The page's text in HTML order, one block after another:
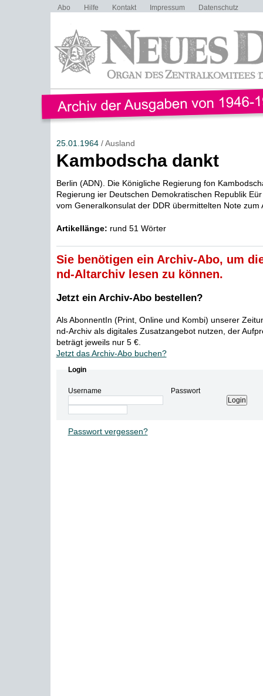
Abo Hilfe Kontakt Impressum Datenschutz
25.01.1964/ Ausland
Kambodscha dankt
Berlin (ADN). Die Königliche Regierung fon
Regierung ier Deutschen Demokratischen Republik
vom Generalkonsulat der DDR übermittelten Note zum
Artikellänge: rund 51 Wörter
Sie benötigen ein Archiv-Abo, um
nd-Altarchiv lesen zu können.
Jetzt ein Archiv-Abo bestellen?
Als AbonnentIn (Print, Online und Kombi) unserer
nd-Archiv als digitales Zusatzangebot nutzen, der
beträgt jeweils nur 5 €.
Jetzt das Archiv-Abo buchen?
Login
Username Passwort
Passwort vergessen?